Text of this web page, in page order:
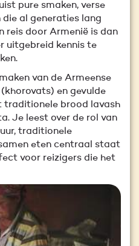
pure smaken, verse
al generaties lang
reis door Armenië is dan
uitgebreid kennis te
van de Armeense
en gevulde
brood lavash
Je leest over de rol van
traditionele
eten centraal staat
voor reizigers die het